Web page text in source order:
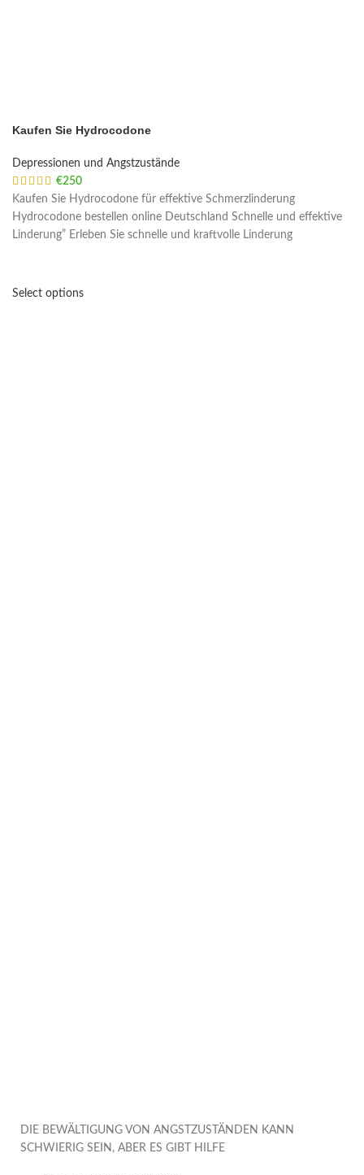
Kaufen Sie Hydrocodone
Depressionen und Angstzustände
€250
Kaufen Sie Hydrocodone für effektive Schmerzlinderung
Hydrocodone bestellen online Deutschland Schnelle und effektive
Linderung” Erleben Sie schnelle und kraftvolle Linderung
Select options
DIE BEWÄLTIGUNG VON ANGSTZUSTÄNDEN KANN
SCHWIERIG SEIN, ABER ES GIBT HILFE